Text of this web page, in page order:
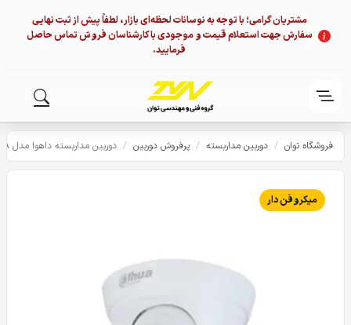
مشتریان گرامی؛ با توجه به نوسانات لحظه‌ای بازار، لطفاً پیش از ثبت نهایی
سفارش جهت استعلام قیمت و موجودی با کارشناسان فروش تماس حاصل
فرمایید.
فروشگاه توان / دوربین مداربسته / پرفروش دوربین / دوربین مداربسته داهوا مدل HDW1430T2P-A
میکروفن دار